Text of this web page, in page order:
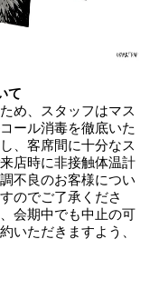
て
め、スタッフはマス
ール消毒を徹底いた
、客席間に十分なス
店時に非接触体温計
不良のお客様につい
のでご了承くださ
会期中でも中止の可
いただきますよう、